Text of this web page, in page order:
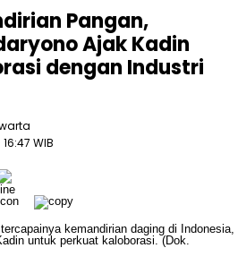
Pangan,
Ajak Kadin
dengan Industri
WIB